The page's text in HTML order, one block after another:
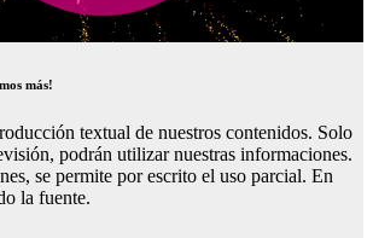
más!
textual de nuestros contenidos. Solo
podrán utilizar nuestras informaciones.
se permite por escrito el uso parcial. En
la fuente.